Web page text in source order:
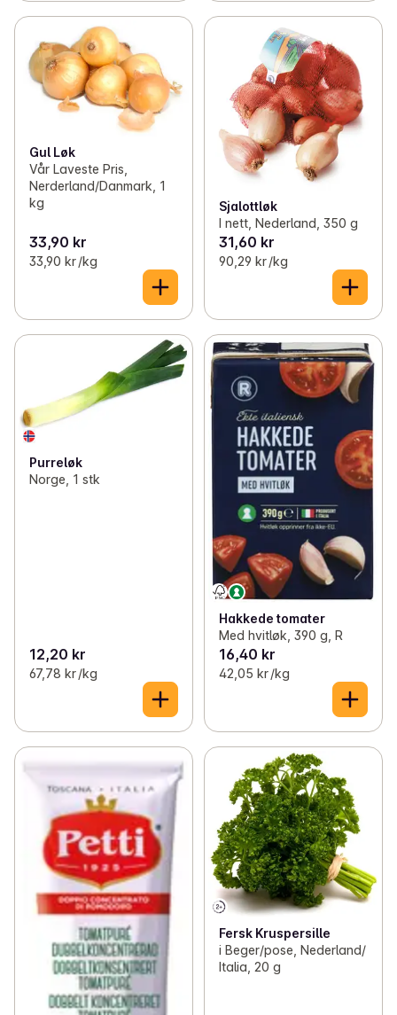
Gul Løk
Vår Laveste Pris,
Nerderland/Danmark, 1
kg
33,90 kr
33,90 kr /kg
Sjalottløk
I nett, Nederland, 350 g
31,60 kr
90,29 kr /kg
Purreløk
Norge, 1 stk
12,20 kr
67,78 kr /kg
Hakkede tomater
Med hvitløk, 390 g, R
16,40 kr
42,05 kr /kg
Fersk Kruspersille
i Beger/pose, Nederland/
Italia, 20 g